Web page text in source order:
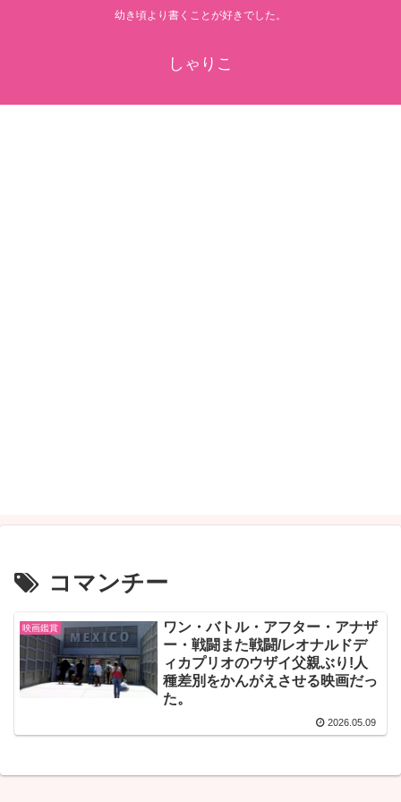
幼き頃より書くことが好きでした。
しゃりこ
コマンチー
映画鑑賞
ワン・バトル・アフター・アナザ
ー・戦闘また戦闘/レオナルドデ
ィカプリオのウザイ父親ぶり!人
種差別をかんがえさせる映画だっ
た。
2026.05.09